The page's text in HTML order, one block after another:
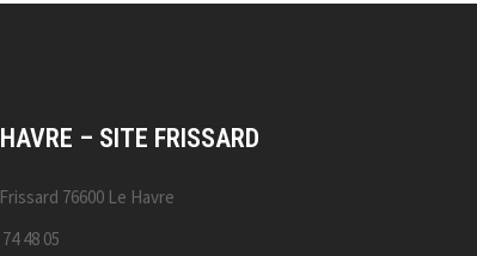
– SITE FRISSARD
76600 Le Havre
48 05